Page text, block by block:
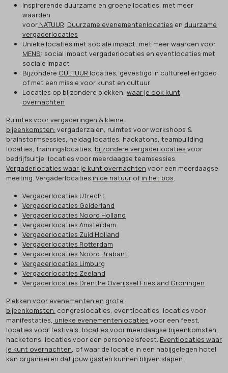
Inspirerende duurzame en groene locaties, met meer
waarden
voor NATUUR. Duurzame evenementenlocaties en duurzame
vergaderlocaties
Unieke locaties met sociale impact, met meer waarden voor
MENS: social impact vergaderlocaties en eventlocaties met
sociale impact
Bijzondere CULTUUR locaties, gevestigd in cultureel erfgoed
of met een missie voor kunst en cultuur
Locaties op bijzondere plekken, waar je ook kunt
overnachten
Ruimtes voor vergaderingen & kleine
bijeenkomsten: vergaderzalen, ruimtes voor workshops &
brainstormsessies, heidag locaties, hackatons, teambuilding
locaties, trainingslocaties, bijzondere vergaderlocaties voor
bedrijfsuitje, locaties voor meerdaagse teamsessies.
Vergaderlocaties waar je kunt overnachten voor een meerdaagse
meeting. Vergaderlocaties in de natuur of in het bos.
Vergaderlocaties Utrecht
Vergaderlocaties Gelderland
Vergaderlocaties Noord Holland
Vergaderlocaties Amsterdam
Vergaderlocaties Zuid Holland
Vergaderlocaties Rotterdam
Vergaderlocaties Noord Brabant
Vergaderlocaties Limburg
Vergaderlocaties Zeeland
Vergaderlocaties Drenthe Overijssel Friesland Groningen
Plekken voor evenementen en grote
bijeenkomsten: congreslocaties, eventlocaties, locaties voor
manifestaties, unieke evenementenlocaties voor een feest,
locaties voor festivals, locaties voor meerdaagse bijeenkomsten,
hacketons, locaties voor een personeelsfeest. Eventlocaties waar
je kunt overnachten, of waar de locatie in een nabijgelegen hotel
kan organiseren dat jouw gasten kunnen blijven slapen.